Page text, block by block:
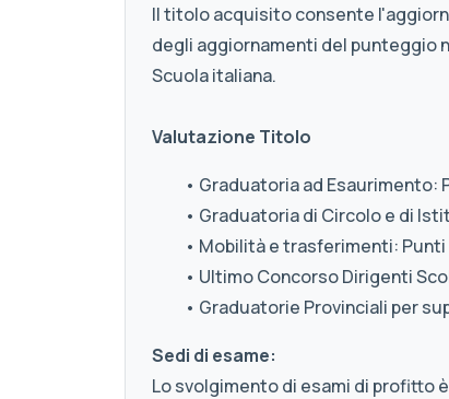
Il titolo acquisito consente
degli aggiornamenti del punteggio
Scuola italiana.
Valutazione Titolo
• Graduatoria ad Esaurimento:
• Graduatoria di Circolo e di
• Mobilità e trasferimenti: Punti
• Ultimo Concorso Dirigenti
• Graduatorie Provinciali per
Sedi di esame:
Lo svolgimento di esami di profitto